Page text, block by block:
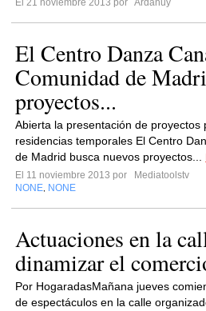
El 21 noviembre 2013 por Ardanuy
El Centro Danza
Comunidad de
proyectos...
Abierta la presentación de proyectos
residencias temporales El Centro
de Madrid busca nuevos proyectos...
El 11 noviembre 2013 por
Mediatoolstv
NONE NONE
Actuaciones en la
dinamizar el
Por HogaradasMañana jueves
de espectáculos en la calle